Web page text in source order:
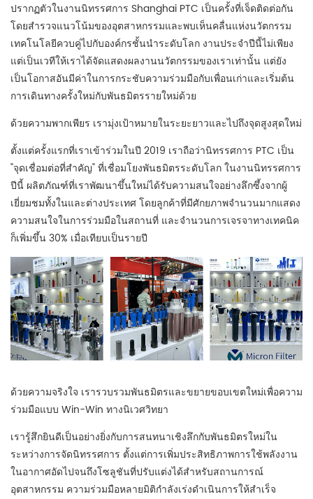
ปรากฏตัวในงานนิทรรศการ Shanghai PTC เป็นครั้งที่เจ็ดติดต่อกัน
โดยสำรวจแนวโน้มของอุตสาหกรรมและพบเห็นคลื่นแห่งนวัตกรรม
เทคโนโลยีควบคู่ไปกับองค์กรชั้นนำระดับโลก งานประจำปีนี้ไม่เพียง
แต่เป็นเวทีให้เราได้จัดแสดงผลงานนวัตกรรมของเราเท่านั้น แต่ยัง
เป็นโอกาสอันมีค่าในการกระชับความร่วมมือกับเพื่อนเก่าและเริ่มต้น
การเดินทางครั้งใหม่กับพันธมิตรรายใหม่ด้วย
ด้วยความพากเพียร เรามุ่งเป้าหมายในระยะยาวและไปถึงจุดสูงสุดใหม่
ตั้งแต่ครั้งแรกที่เราเข้าร่วมในปี 2019 เราถือว่านิทรรศการ PTC เป็น
"จุดเชื่อมต่อที่สำคัญ" ที่เชื่อมโยงพันธมิตรระดับโลก ในงานนิทรรศการ
ปีนี้ ผลิตภัณฑ์ที่เราพัฒนาขึ้นใหม่ได้รับความสนใจอย่างลึกซึ้งจากผู้
เยี่ยมชมทั้งในและต่างประเทศ โดยลูกค้าที่มีศักยภาพจำนวนมากแสดง
ความสนใจในการร่วมมือในสถานที่ และจำนวนการเจรจาทางเทคนิค
ก็เพิ่มขึ้น 30% เมื่อเทียบเป็นรายปี
ด้วยความจริงใจ เรารวบรวมพันธมิตรและขยายขอบเขตใหม่เพื่อความ
ร่วมมือแบบ Win-Win ทางนิเวศวิทยา
เรารู้สึกยินดีเป็นอย่างยิ่งกับการสนทนาเชิงลึกกับพันธมิตรใหม่ใน
ระหว่างการจัดนิทรรศการ ตั้งแต่การเพิ่มประสิทธิภาพการใช้พลังงาน
ในอากาศอัดไปจนถึงโซลูชันที่ปรับแต่งได้สำหรับสถานการณ์
อุตสาหกรรม ความร่วมมือหลายมิติกำลังเร่งดำเนินการให้สำเร็จ